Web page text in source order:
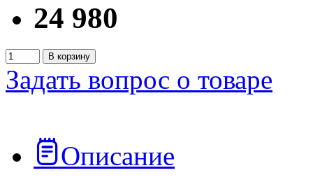
24 980
В корзину
Задать вопрос о товаре
Описание